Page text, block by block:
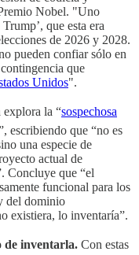
Nobel. "Uno
que esta era
de 2026 y 2028.
pueden confiar sólo en
que
Unidos".
la “sospechosa
escribiendo que “no es
una especie de
actual de
Concluye que “el
funcional para los
del dominio
existiera, lo inventaría”.
de inventarla. Con estas